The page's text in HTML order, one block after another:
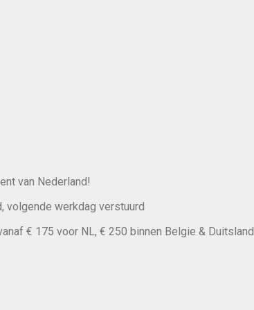
van Nederland!
volgende werkdag verstuurd
€ 175 voor NL, € 250 binnen Belgie & Duitsland